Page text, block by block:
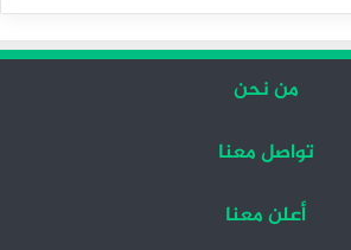
من نحن
تواصل معنا
أعلن معنا